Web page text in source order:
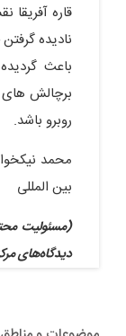
قاره
نادیده
باعث
برچالش
روبرو باشد.
محمد
بین المللی
(مسئولیت
دیدگاه‌های